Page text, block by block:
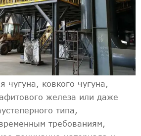
чугуна, ковкого чугуна,
железа или даже
типа,
требованиям,